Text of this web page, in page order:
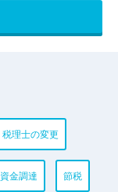
税理士の変更
資金調達 節税